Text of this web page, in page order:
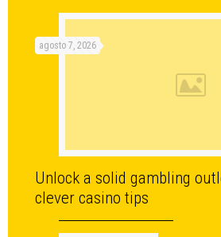
agosto 7, 2026
Unlock a solid gambling
clever casino tips